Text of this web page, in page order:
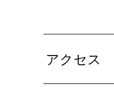
アクセス